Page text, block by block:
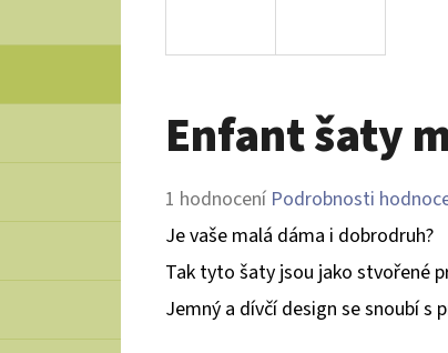
Enfant šaty
Průměrné
hodnocení
produktu
je
1 hodnocení Podrobnosti
Je vaše malá dáma i dobrodruh?
Tak tyto šaty jsou jako stvořené
Jemný a dívčí design se snoubí